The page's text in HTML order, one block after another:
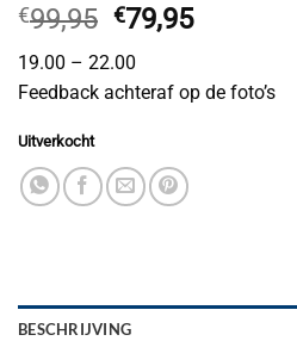
€99,95 Oorspronkelijke
prijs
was:
€99,95.
€79,95Huidige
€79,95.
19.00 – 22.00
Feedback achteraf op de foto’s
Uitverkocht
BESCHRIJVING